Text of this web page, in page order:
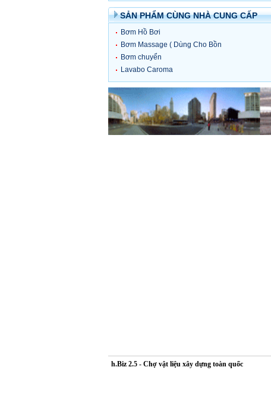
SẢN PHẨM CÙNG NHÀ CUNG CẤP
Bơm Hồ Bơi
Bơm Massage ( Dùng Cho Bồn
Tắm)
Bơm chuyển
Lavabo Caroma
h.Biz 2.5 - Chợ vật liệu xây dựng toàn quốc